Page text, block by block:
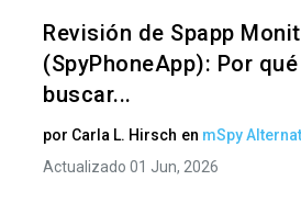
Revisión de Spapp
(SpyPhoneApp): Por
buscar...
por Carla L. Hirsch en mSpy
Actualizado 01 Jun, 2026